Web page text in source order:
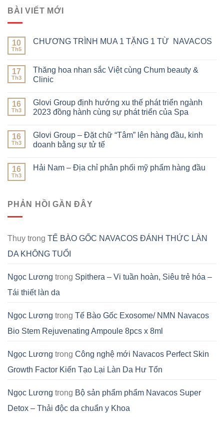
BÀI VIẾT MỚI
10
Th5
CHƯƠNG TRÌNH MUA 1 TẶNG 1 TỪ NAVACOS
17
Th3
Thăng hoa nhan sắc Việt cùng Chum beauty &
Clinic
16
Th3
Glovi Group định hướng xu thế phát triển ngành
2023 đồng hành cùng sự phát triển của Spa
16
Th3
Glovi Group – Đặt chữ “Tâm” lên hàng đầu, kinh
doanh bằng sự tử tế
16
Th3
Hải Nam – Địa chỉ phân phối mỹ phẩm hàng đầu
PHẢN HỒI GẦN ĐÂY
Thuy trong TẾ BÀO GỐC NAVACOS ĐÁNH THỨC LÀN
DA KHÔNG TUỔI
Ngọc Lương trong Spithera – Vi tuần hoàn, Siêu trẻ hóa –
Tái thiết làn da
Ngọc Lương trong Tế Bào Gốc Exosome/ NMN Navacos
Bio Stem Rejuvenating Ampoule 8pcs x 8ml
Ngọc Lương trong Công nghệ mới Navacos Perfect Skin
Growth Factor Kiến Tạo Lại Làn Da Hư Tổn
Ngọc Lương trong Bộ sản phẩm phẩm Navacos Super
Detox – Thải độc da chuẩn y Khoa